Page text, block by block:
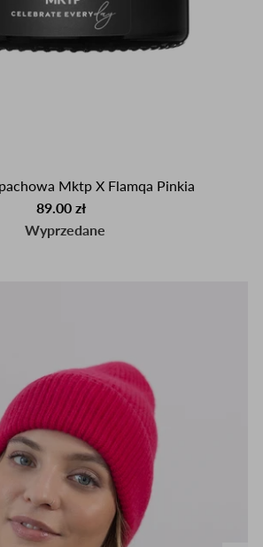
Mktp X Flamqa Pinkia
89.00 zł
Wyprzedane